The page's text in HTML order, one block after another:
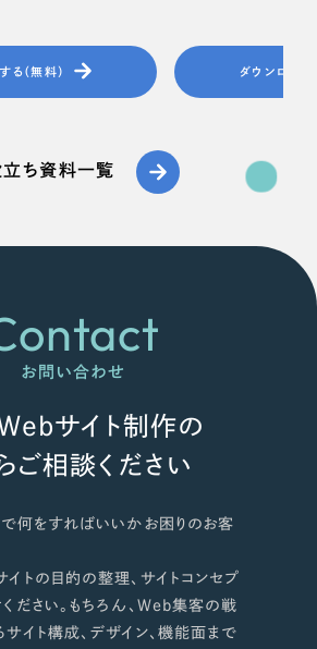
る（無料） ダウンロード
ち資料一覧
お問い合わせ
サイト制作の
ご相談ください
何をすればいいかお困りのお客
トの目的の整理、サイトコンセプ
ださい。もちろん、Web集客の戦
イト構成、デザイン、機能面まで